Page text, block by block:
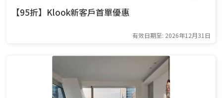
【95折】Klook新客戶首單優惠
有效日期至: 2026年12月31日